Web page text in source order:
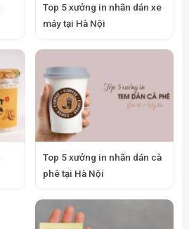
Top 5 xưởng in nhãn dán xe
máy tại Hà Nội
Top 5 xưởng in nhãn dán cà
phê tại Hà Nội